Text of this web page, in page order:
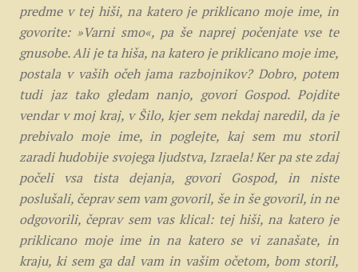
predme v tej hiši, na katero je priklicano moje ime, in
govorite: »Varni smo«, pa še naprej počenjate vse te
gnusobe. Ali je ta hiša, na katero je priklicano moje ime,
postala v vaših očeh jama razbojnikov? Dobro, potem
tudi jaz tako gledam nanjo, govori Gospod. Pojdite
vendar v moj kraj, v Šilo, kjer sem nekdaj naredil, da je
prebivalo moje ime, in poglejte, kaj sem mu storil
zaradi hudobije svojega ljudstva, Izraela! Ker pa ste zdaj
počeli vsa tista dejanja, govori Gospod, in niste
poslušali, čeprav sem vam govoril, še in še govoril, in ne
odgovorili, čeprav sem vas klical: tej hiši, na katero je
priklicano moje ime in na katero se vi zanašate, in
kraju, ki sem ga dal vam in vašim očetom, bom storil,